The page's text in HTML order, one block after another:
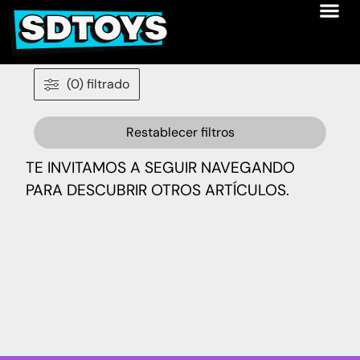
(0) filtrado
Restablecer filtros
TE INVITAMOS A SEGUIR NAVEGANDO
PARA DESCUBRIR OTROS ARTÍCULOS.